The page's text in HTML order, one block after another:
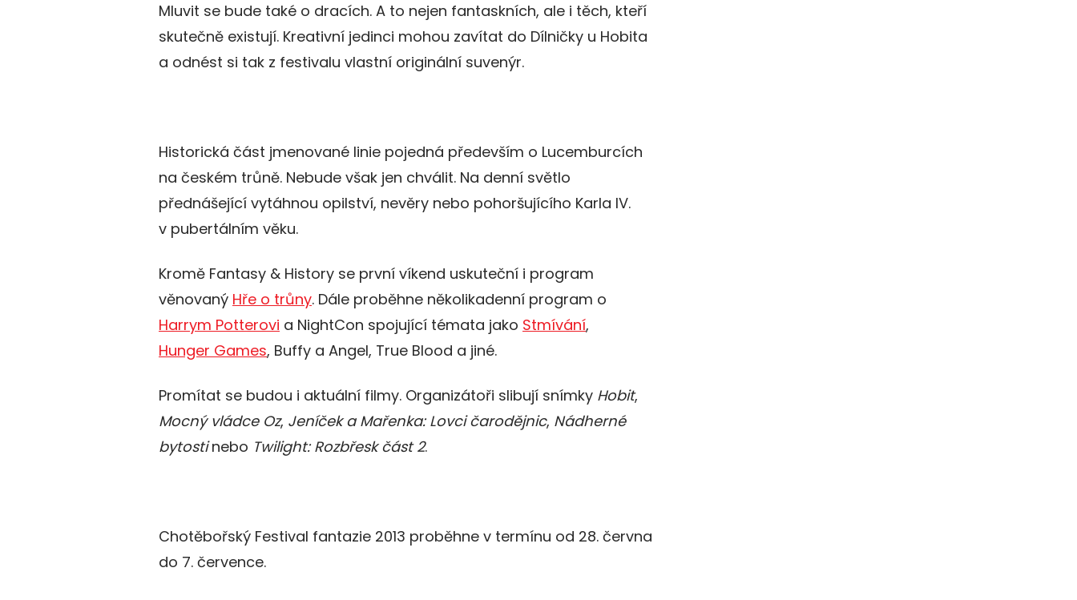
Mluvit se bude také o dracích. A to nejen fantaskních, ale i těch, kteří
skutečně existují. Kreativní jedinci mohou zavítat do Dílničky u Hobita
a odnést si tak z festivalu vlastní originální suvenýr.
Historická část jmenované linie pojedná především o Lucemburcích
na českém trůně. Nebude však jen chválit. Na denní světlo
přednášející vytáhnou opilství, nevěry nebo pohoršujícího Karla IV.
v pubertálním věku.
Kromě Fantasy & History se první víkend uskuteční i program
věnovaný Hře o trůny. Dále proběhne několikadenní program o
Harrym Potterovi a NightCon spojující témata jako Stmívání,
Hunger Games, Buffy a Angel, True Blood a jiné.
Promítat se budou i aktuální filmy. Organizátoři slibují snímky Hobit,
Mocný vládce Oz, Jeníček a Mařenka: Lovci čarodějnic, Nádherné
bytostinebo Twilight: Rozbřesk část 2.
Chotěbořský Festival fantazie 2013 proběhne v termínu od 28. června
do 7. července.